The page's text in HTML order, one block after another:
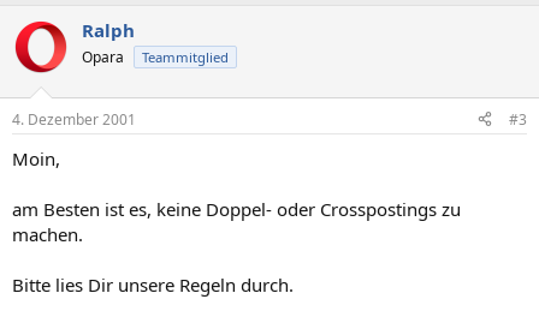
Ralph
Opara Teammitglied
4. Dezember 2001 #3
Moin,
am Besten ist es, keine Doppel- oder Crosspostings zu
machen.
Bitte lies Dir unsere Regeln durch.